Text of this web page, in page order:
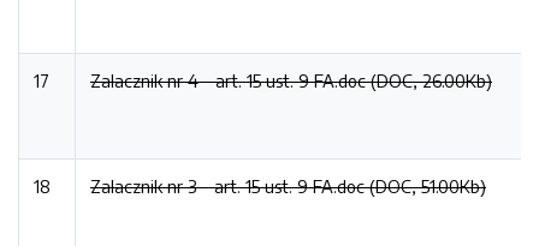
17 Zalacznik nr 4 - art. 15 ust. 9 FA.doc (DOC, 26.00Kb)
18 Zalacznik nr 3 - art. 15 ust. 9 FA.doc (DOC, 51.00Kb)